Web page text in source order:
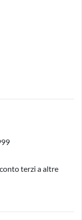
terzi a altre